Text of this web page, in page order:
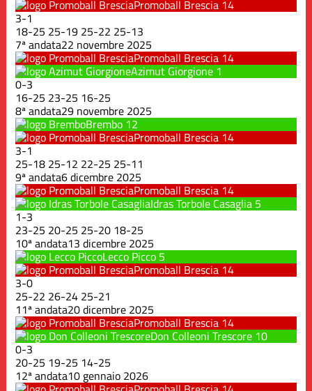
Promoball Brescia 14
3-1
18-25 25-19 25-22 25-13
7ª andata22 novembre 2025
Promoball Brescia 14
Azimut Giorgione 1
0-3
16-25 23-25 16-25
8ª andata29 novembre 2025
Brembo 12
Promoball Brescia 14
3-1
25-18 25-12 22-25 25-11
9ª andata6 dicembre 2025
Promoball Brescia 14
Idras Torbole Casaglia 5
1-3
23-25 20-25 25-20 18-25
10ª andata13 dicembre 2025
Lecco Picco 5
Promoball Brescia 14
3-0
25-22 26-24 25-21
11ª andata20 dicembre 2025
Promoball Brescia 14
Don Colleoni Trescore 10
0-3
20-25 19-25 14-25
12ª andata10 gennaio 2026